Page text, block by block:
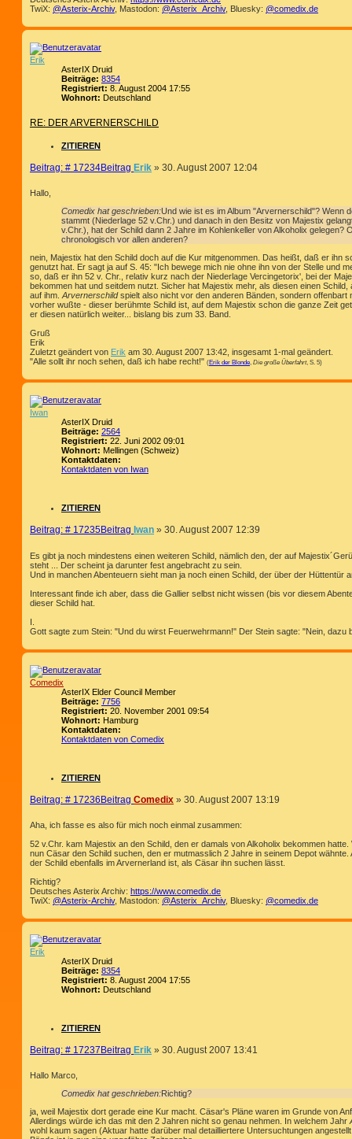
TwiX: @Asterix-Archiv, Mastodon: @Asterix_Archiv, Bluesky: @comedix.de
Erik
AsterIX Druid
Beiträge: 8354
Registriert: 8. August 2004 17:55
Wohnort: Deutschland
RE: DER ARVERNERSCHILD
ZITIEREN
Beitrag: # 17234Beitrag Erik » 30. August 2007 12:04
Hallo,
Comedix hat geschrieben:Und wie ist es im Album "Arvernerschild"? Wenn
stammt (Niederlage 52 v.Chr.) und danach in den Besitz von Majestix
v.Chr.), hat der Schild dann 2 Jahre im Kohlenkeller von Alkoholix gelegen?
chronologisch vor allen anderen?
nein, Majestix hat den Schild doch auf die Kur mitgenommen. Das heißt, daß er ihn
genutzt hat. Er sagt ja auf S. 45: "Ich bewege mich nie ohne ihn von der Stelle und
so, daß er ihn 52 v. Chr., relativ kurz nach der Niederlage Vercingetorix', bei der
bekommen hat und seitdem nutzt. Sicher hat Majestix mehr, als diesen einen
auf ihm. Arvernerschildspielt also nicht vor den anderen Bänden, sondern
vorher wußte - dieser berühmte Schild ist, auf dem Majestix schon die ganze Zeit
er diesen natürlich weiter... bislang bis zum 33. Band.
Gruß
Erik
Zuletzt geändert von Erik am 30. August 2007 13:42, insgesamt 1-mal geändert.
"Alle sollt ihr noch sehen, daß ich habe recht!" (Erik der Blonde, Die große Überfahrt, S. 5)
Iwan
AsterIX Druid
Beiträge: 2564
Registriert: 22. Juni 2002 09:01
Wohnort: Mellingen (Schweiz)
Kontaktdaten:
Kontaktdaten von Iwan
ZITIEREN
Beitrag: # 17235Beitrag Iwan » 30. August 2007 12:39
Es gibt ja noch mindestens einen weiteren Schild, nämlich den, der auf
steht ... Der scheint ja darunter fest angebracht zu sein.
Und in manchen Abenteuern sieht man ja noch einen Schild, der über der Hüttentür
Interessant finde ich aber, dass die Gallier selbst nicht wissen (bis vor diesem
dieser Schild hat.
I.
Gott sagte zum Stein: "Und du wirst Feuerwehrmann!" Der Stein sagte: "Nein, dazu
Comedix
AsterIX Elder Council Member
Beiträge: 7756
Registriert: 20. November 2001 09:54
Wohnort: Hamburg
Kontaktdaten:
Kontaktdaten von Comedix
ZITIEREN
Beitrag: # 17236Beitrag Comedix » 30. August 2007 13:19
Aha, ich fasse es also für mich noch einmal zusammen:
52 v.Chr. kam Majestix an den Schild, den er damals von Alkoholix bekommen
nun Cäsar den Schild suchen, den er mutmasslich 2 Jahre in seinem Depot
der Schild ebenfalls im Arvernerland ist, als Cäsar ihn suchen lässt.
Richtig?
Deutsches Asterix Archiv: https://www.comedix.de
TwiX: @Asterix-Archiv, Mastodon: @Asterix_Archiv, Bluesky: @comedix.de
Erik
AsterIX Druid
Beiträge: 8354
Registriert: 8. August 2004 17:55
Wohnort: Deutschland
ZITIEREN
Beitrag: # 17237Beitrag Erik » 30. August 2007 13:41
Hallo Marco,
Comedix hat geschrieben:Richtig?
ja, weil Majestix dort gerade eine Kur macht. Cäsar's Pläne waren im Grunde von
Allerdings würde ich das mit den 2 Jahren nicht so genau nehmen. In welchem Jahr
wohl kaum sagen (Aktuar hatte darüber mal detailliertere Untersuchtungen